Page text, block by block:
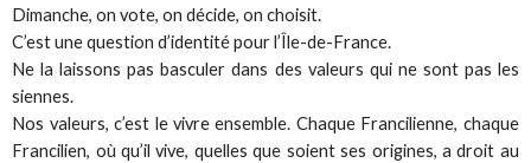
Dimanche, on vote, on décide, on choisit.
C’est une question d’identité pour l’Île-de-France.
Ne la laissons pas basculer dans des valeurs qui ne sont pas les
siennes.
Nos valeurs, c’est le vivre ensemble. Chaque Francilienne, chaque
Francilien, où qu’il vive, quelles que soient ses origines, a droit au